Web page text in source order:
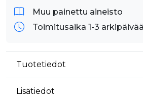
Muu painettu aineisto
Toimitusaika 1-3 arkipäivää
Tuotetiedot
Lisätiedot